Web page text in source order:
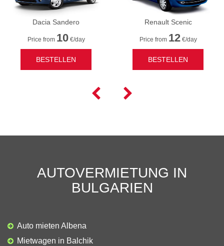
Dacia Sandero
Price from 10 €/day
BESTELLEN
Renault Scenic
Price from 12 €/day
BESTELLEN
 
AUTOVERMIETUNG IN
BULGARIEN
Auto mieten Albena
Mietwagen in Balchik